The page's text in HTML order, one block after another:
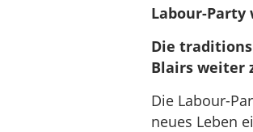
Labour-Party
Die
Blairs weiter
Die Labour-
neues Leben